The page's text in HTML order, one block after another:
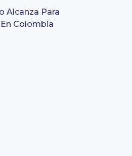
Alcanza Para
Colombia